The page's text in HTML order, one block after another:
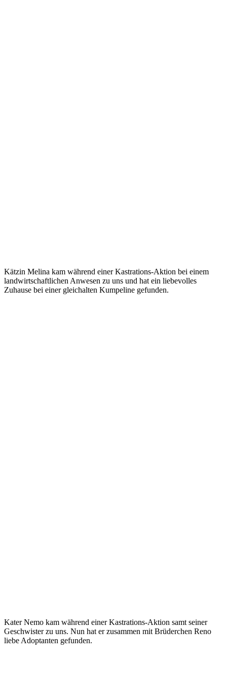
Kätzin Melina kam während einer Kastrations-Aktion bei einem
landwirtschaftlichen Anwesen zu uns und hat ein liebevolles
Zuhause bei einer gleichalten Kumpeline gefunden.
Kater Nemo kam während einer Kastrations-Aktion samt seiner
Geschwister zu uns. Nun hat er zusammen mit Brüderchen Reno
liebe Adoptanten gefunden.